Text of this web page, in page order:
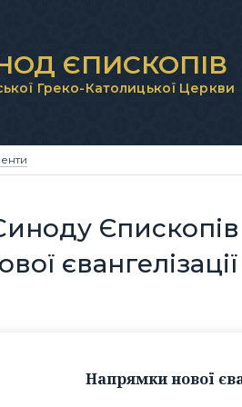
ЄПИСКОПІВ
Греко-Католицької Церкви
Напрямки нової